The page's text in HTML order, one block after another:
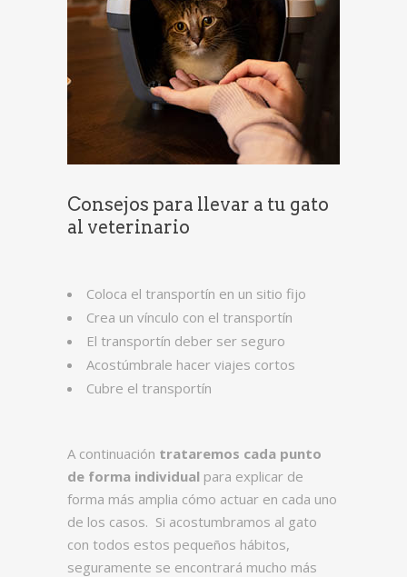
Consejos para llevar a tu gato
al veterinario
Coloca el transportín en un sitio fijo
Crea un vínculo con el transportín
El transportín deber ser seguro
Acostúmbrale hacer viajes cortos
Cubre el transportín
A continuación trataremos cada punto
de forma individual para explicar de
forma más amplia cómo actuar en cada uno
de los casos. Si acostumbramos al gato
con todos estos pequeños hábitos,
seguramente se encontrará mucho más